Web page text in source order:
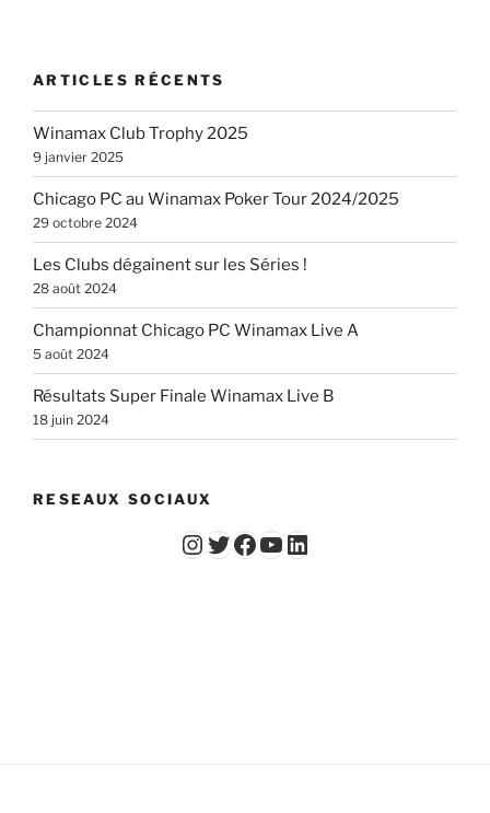
ARTICLES RÉCENTS
Winamax Club Trophy 2025
9 janvier 2025
Chicago PC au Winamax Poker Tour 2024/2025
29 octobre 2024
Les Clubs dégainent sur les Séries !
28 août 2024
Championnat Chicago PC Winamax Live A
5 août 2024
Résultats Super Finale Winamax Live B
18 juin 2024
RESEAUX SOCIAUX
Instagram
Twitter
Facebook
YouTube - Vidéos du Chicago Poker ClubLinkedIn